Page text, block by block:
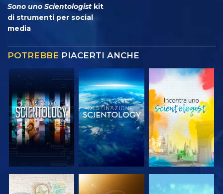
Sono uno Scientologist kit
di strumenti per social
media
POTREBBE PIACERTI ANCHE